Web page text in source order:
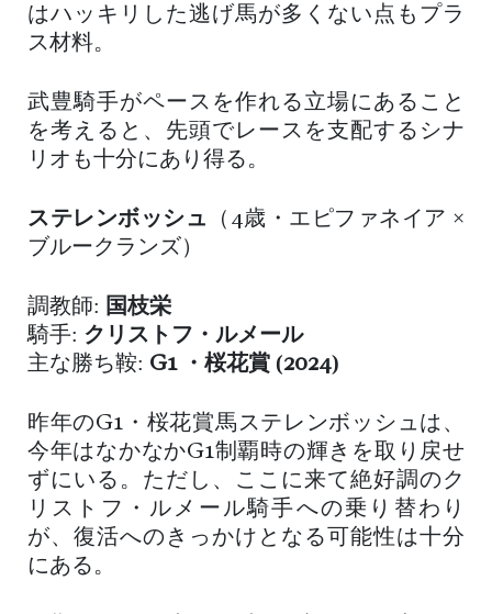
はハッキリした逃げ馬が多くない点もプラ
ス材料。
武豊騎手がペースを作れる立場にあること
を考えると、先頭でレースを支配するシナ
リオも十分にあり得る。
ステレンボッシュ （4歳・エピファネイア ×
ブルークランズ）
調教師: 国枝栄
騎手: クリストフ・ルメール
主な勝ち鞍: G1 ・桜花賞 (2024)
昨年のG1・桜花賞馬ステレンボッシュは、
今年はなかなかG1制覇時の輝きを取り戻せ
ずにいる。ただし、ここに来て絶好調のク
リストフ・ルメール騎手への乗り替わり
が、復活へのきっかけとなる可能性は十分
にある。